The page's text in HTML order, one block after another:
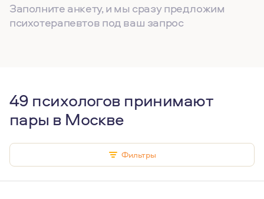
Заполните анкету, и мы сразу предложим
психотерапевтов под ваш запрос
49 психологов принимают
пары в Москве
Фильтры